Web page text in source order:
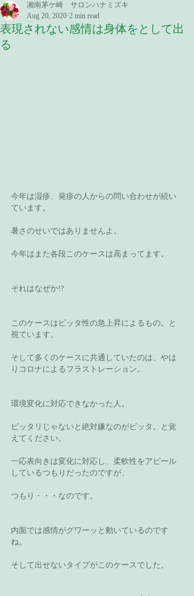
表現されない感情は身体をとして出
る
湘南茅ケ崎 サロンハナミズキ
Aug 20, 2020 2 min read
今年は湿疹、発疹の人からの問い合わせが続い
ています。
暑さのせいではありませんよ。
今年はまた各段このケースは高まってます。
それはなぜか!?
このケースはピッタ性の急上昇によるもの。と
視ています。
そして多くのケースに共通していたのは、やは
りコロナによるフラストレーション。
環境変化に対応できなかった人。
ピッタリじゃないと絶対嫌なのがピッタ。と覚
えてください。
一応表向きは変化に対応し、柔軟性をアピール
しているつもりだったのですが、
つもり・・・なのです。
内面では感情がグワーッと動いているのです
ね。
そして出せないタイプがこのケースでした。